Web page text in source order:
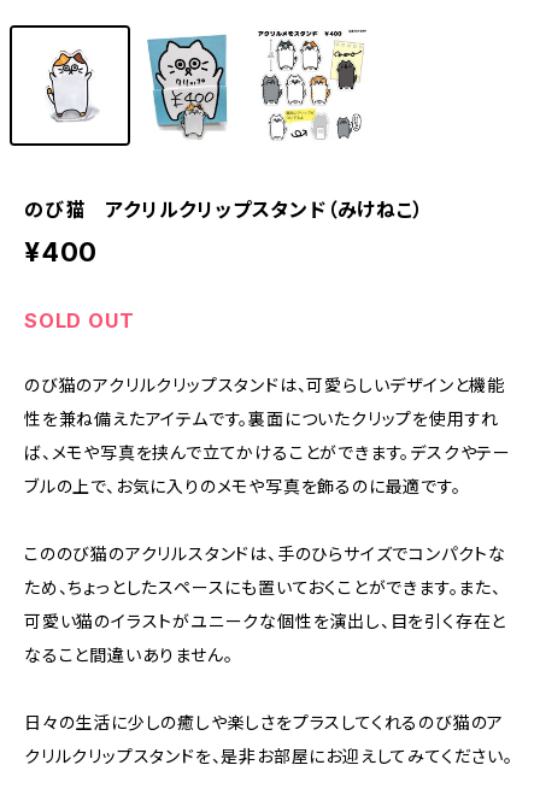
のび猫 アクリルクリップスタンド（みけねこ）
¥400
SOLD OUT
のび猫のアクリルクリップスタンドは、可愛らしいデザインと機能
性を兼ね備えたアイテムです。裏面についたクリップを使用すれ
ば、メモや写真を挟んで立てかけることができます。デスクやテー
ブルの上で、お気に入りのメモや写真を飾るのに最適です。
こののび猫のアクリルスタンドは、手のひらサイズでコンパクトな
ため、ちょっとしたスペースにも置いておくことができます。また、
可愛い猫のイラストがユニークな個性を演出し、目を引く存在と
なること間違いありません。
日々の生活に少しの癒しや楽しさをプラスしてくれるのび猫のア
クリルクリップスタンドを、是非お部屋にお迎えしてみてください。